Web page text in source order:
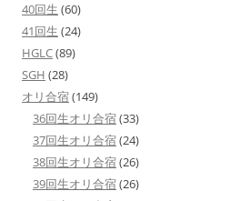
40回生 (60)
41回生 (24)
HGLC(89)
SGH (28)
オリ合宿(149)
36回生オリ合宿(33)
37回生オリ合宿(24)
38回生オリ合宿(26)
39回生オリ合宿(26)